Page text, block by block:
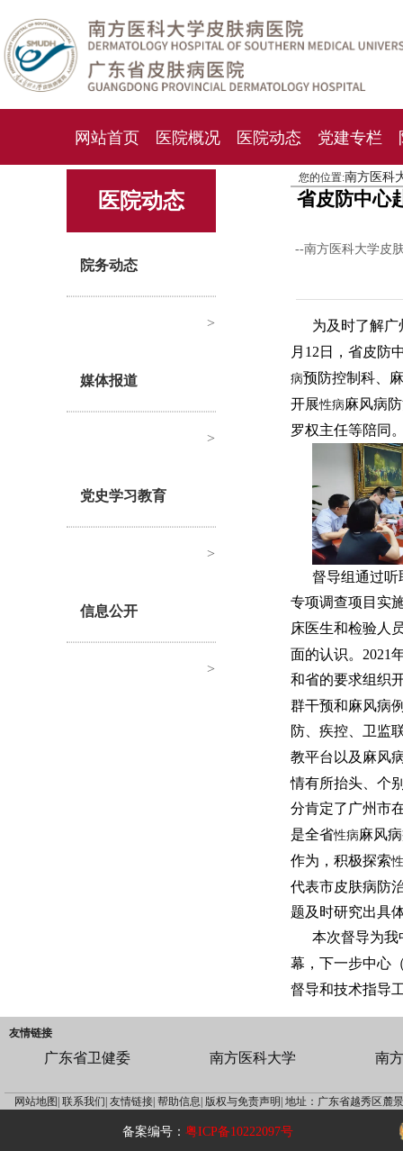
网站首页 医院概况 医院动态 党建专栏
化妆品检测中心 就诊指南 人才
医院动态
院务动态
>
媒体报道
>
党史学习教育
>
信息公开
>
您的位置:南方医科
省皮防中心
--南方医科大学皮
为及时了解广
月12日，省皮防
病预防控制科、
开展性病麻风病
罗权主任等陪同
督导组通过
专项调查项目实
床医生和检验人
面的认识。2021
和省的要求组织
群干预和麻风病
防、疾控、卫监
教平台以及麻风
情有所抬头、个
分肯定了广州市
是全省性病麻风
作为，积极探索
代表市皮肤病防
题及时研究出具
本次督导为我
幕，下一步中心
督导和技术指导
友情链接
广东省卫健委 南方医科大学 南
网站地图| 联系我们| 友情链接| 帮助信息| 版权与免责声明| 地址：广东省越秀区麓
备案编号：粤ICP备10222097号